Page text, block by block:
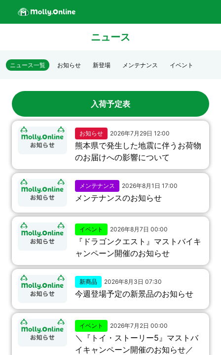
ニュース
ニュース一覧 お知らせ 新登場 メンテナンス イベント
入荷予定表
お知らせ 2026年7月29日 12:00
熊本県で発生した地震に伴うお荷物
のお届けへの影響について
メンテナンス 2026年8月1日 17:00
メンテナンスのお知らせ
イベント 2026年8月7日 00:00
『ドラゴンクエスト』マストバイキ
ャンペーン開催のお知らせ
新商品 2026年8月3日 07:30
今週登場予定の新景品のお知らせ
イベント 2026年7月2日 00:00
＼『トイ・ストーリー5』マストバ
イキャンペーン開催のお知らせ／